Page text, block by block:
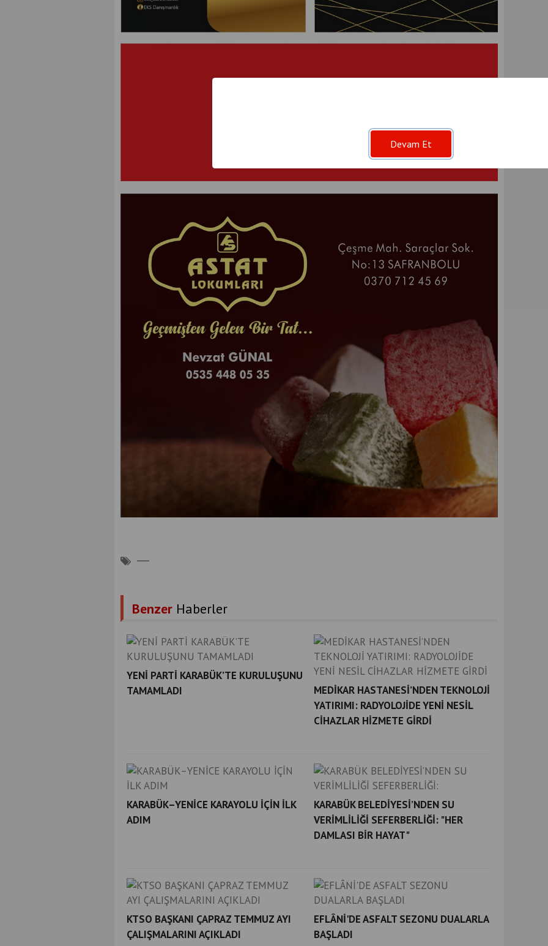
Benzer Haberler
YENİ PARTİ KARABÜK’TE KURULUŞUNU
TAMAMLADI
MEDİKAR HASTANESİ’NDEN TEKNOLOJİ
YATIRIMI: RADYOLOJİDE YENİ NESİL
CİHAZLAR HİZMETE GİRDİ
KARABÜK–YENİCE KARAYOLU İÇİN İLK
ADIM
KARABÜK BELEDİYESİ’NDEN SU
VERİMLİLİĞİ SEFERBERLİĞİ: "HER
DAMLASI BİR HAYAT"
KTSO BAŞKANI ÇAPRAZ TEMMUZ AYI
ÇALIŞMALARINI AÇIKLADI
EFLÂNİ'DE ASFALT SEZONU DUALARLA
BAŞLADI
Devam Et